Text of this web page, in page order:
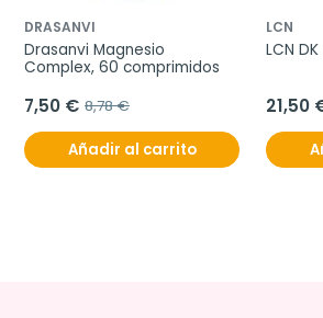
DRASANVI
Drasanvi Magnesio
Complex, 60 comprimidos
7,50 € 8,78 €
Añadir al carrito
LCN
LCN
21,50